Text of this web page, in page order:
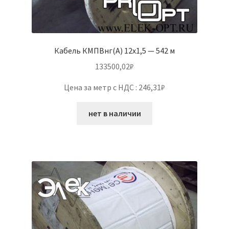
Кабель КМПВнг(А) 12х1,5 — 542 м
133500,02₽
Цена за метр с НДС : 246,31₽
нет в наличии